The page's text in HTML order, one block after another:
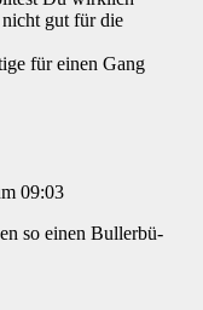
gut für die
für einen Gang
09:03
so einen Bullerbü-